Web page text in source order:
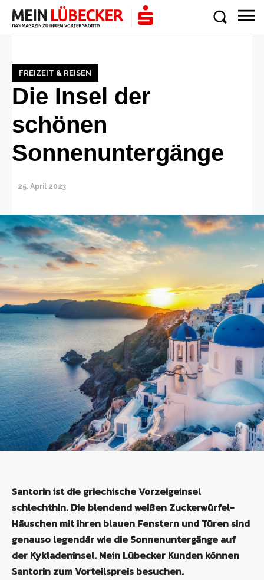
FREIZEIT & REISEN
Die Insel der
schönen
Sonnenuntergänge
25. April 2023
Santorin ist die griechische Vorzeigeinsel
schlechthin. Die blendend weißen Zuckerwürfel-
Häuschen mit ihren blauen Fenstern und Türen sind
genauso legendär wie die Sonnenuntergänge auf
der Kykladeninsel. Mein Lübecker Kunden können
Santorin zum Vorteilspreis besuchen.